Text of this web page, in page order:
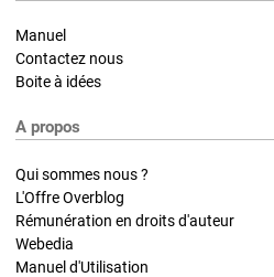
Manuel
Contactez nous
Boite à idées
A propos
Qui sommes nous ?
L'Offre Overblog
Rémunération en droits d'auteur
Webedia
Manuel d'Utilisation